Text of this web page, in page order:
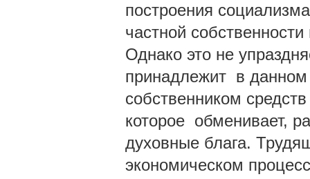
построения
частной
Однако это не
принадлежит в
собственником
которое обменивает,
духовные блага.
экономическом